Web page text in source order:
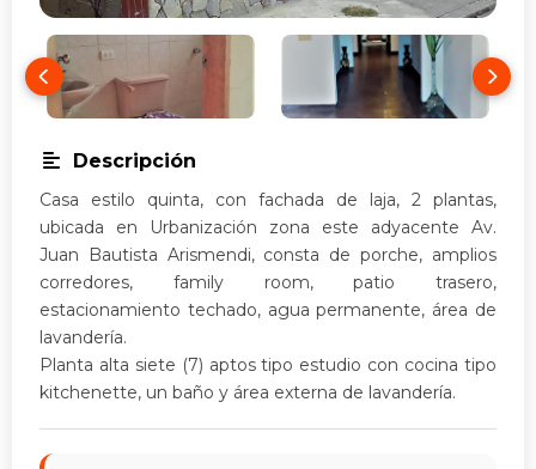
Descripción
Casa estilo quinta, con fachada de laja, 2 plantas,
ubicada en Urbanización zona este adyacente Av.
Juan Bautista Arismendi, consta de porche, amplios
corredores, family room, patio trasero,
estacionamiento techado, agua permanente, área de
lavandería.
Planta alta siete (7) aptos tipo estudio con cocina tipo
kitchenette, un baño y área externa de lavandería.